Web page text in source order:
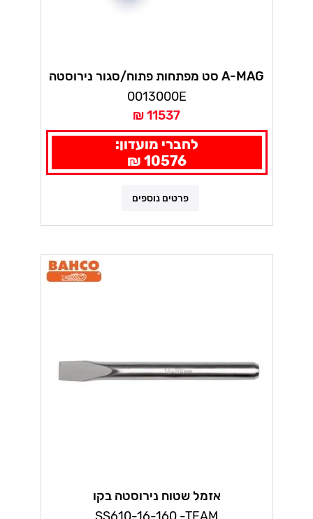
A-MAG סט מפתחות פתוח/סגור נירוסטה
6-32 מ"מ - 26 י"ח0013000E
11537 ₪
לחברי מועדון:
10576 ₪
פרטים נוספים
אזמל שטוח נירוסטה בקו
SS610-16-160 -TEAM